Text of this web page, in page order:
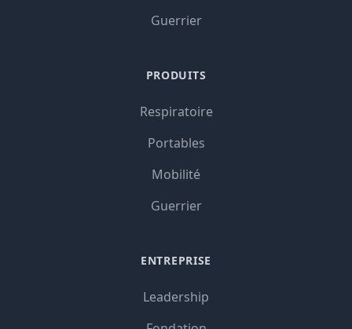
Guerrier
PRODUITS
Respiratoire
Portables
Mobilité
Guerrier
ENTREPRISE
Leadership